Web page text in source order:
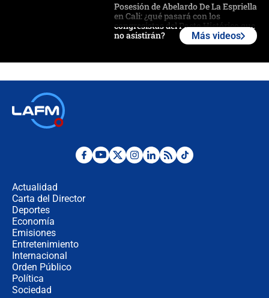
Posesión de Abelardo De La Espriella
en Cali: ¿qué pasará con los
congresistas del Pacto Histórico que
no asistirán?
¿Por qué De la Espriella gobernará
Más videos
Actualidad
Carta del Director
Deportes
Economía
Emisiones
Entretenimiento
Internacional
Orden Público
Política
Sociedad